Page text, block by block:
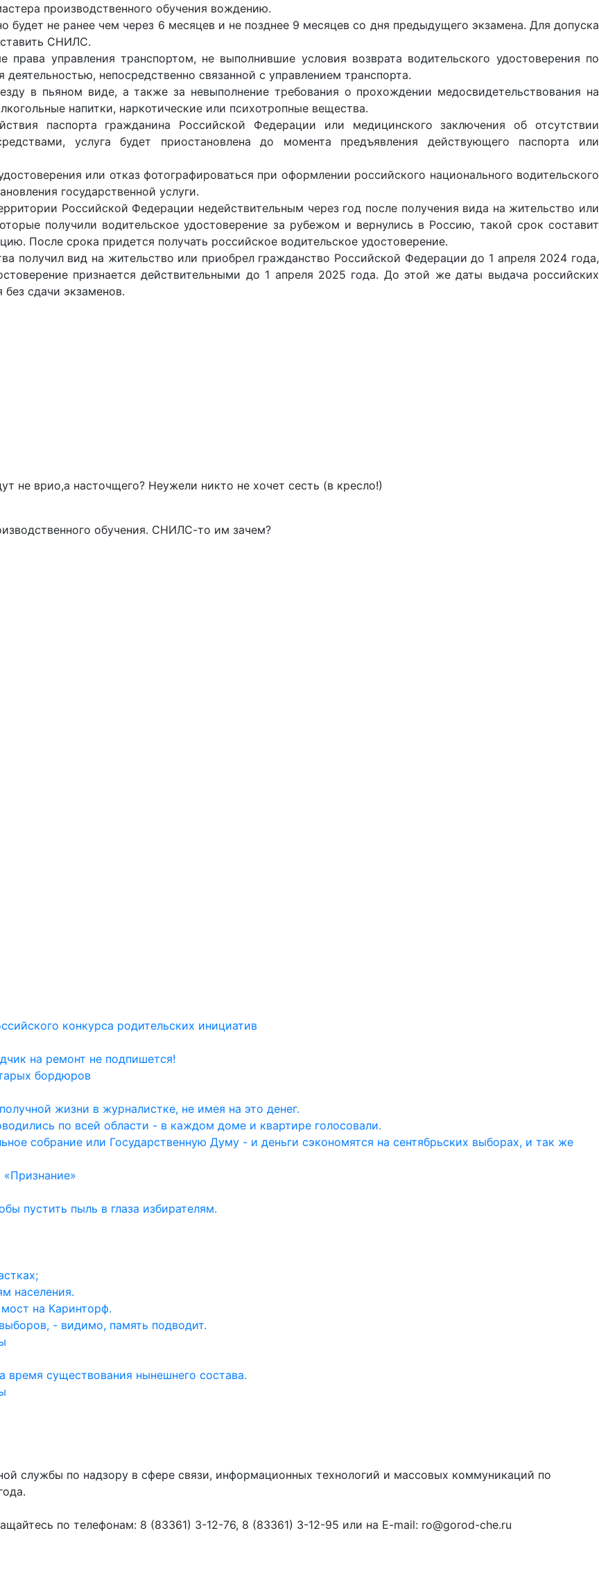
производственного обучения вождению.
не ранее чем через 6 месяцев и не позднее 9 месяцев со дня предыдущего экзамена. Для допуска
СНИЛС.
управления транспортом, не выполнившие условия возврата водительского удостоверения по
непосредственно связанной с управлением транспорта.
в пьяном виде, а также за невыполнение требования о прохождении медосвидетельствования на
напитки, наркотические или психотропные вещества.
паспорта гражданина Российской Федерации или медицинского заключения об отсутствии
услуга будет приостановлена до момента предъявления действующего паспорта или
или отказ фотографироваться при оформлении российского национального водительского
государственной услуги.
Российской Федерации недействительным через год после получения вида на жительство или
получили водительское удостоверение за рубежом и вернулись в Россию, такой срок составит
После срока придется получать российское водительское удостоверение.
получил вид на жительство или приобрел гражданство Российской Федерации до 1 апреля 2024 года,
признается действительными до 1 апреля 2025 года. До этой же даты выдача российских
сдачи экзаменов.
не врио,а насточщего? Неужели никто не хочет сесть (в кресло!)
обучения. СНИЛС-то им зачем?
конкурса родительских инициатив
на ремонт не подпишется!
бордюров
жизни в журналистке, не имея на это денег.
по всей области - в каждом доме и квартире голосовали.
собрание или Государственную Думу - и деньги сэкономятся на сентябрьских выборах, и так же
пустить пыль в глаза избирателям.
населения.
на Каринторф.
- видимо, память подводит.
существования нынешнего состава.
службы по надзору в сфере связи, информационных технологий и массовых коммуникаций по
по телефонам: 8 (83361) 3-12-76, 8 (83361) 3-12-95 или на E-mail: ro@gorod-che.ru